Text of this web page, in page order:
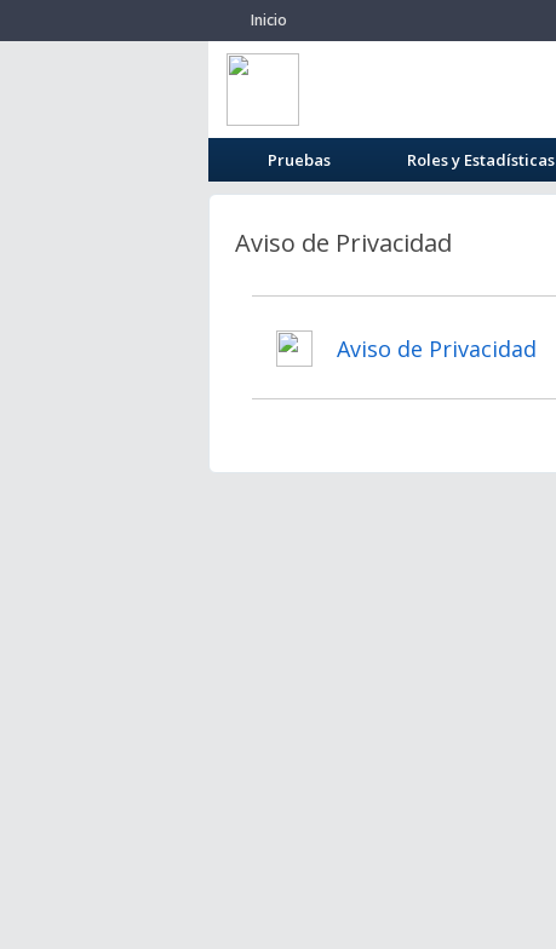
Inicio
Pruebas Roles y Estadísticas
Aviso de Privacidad
Aviso de Privacidad